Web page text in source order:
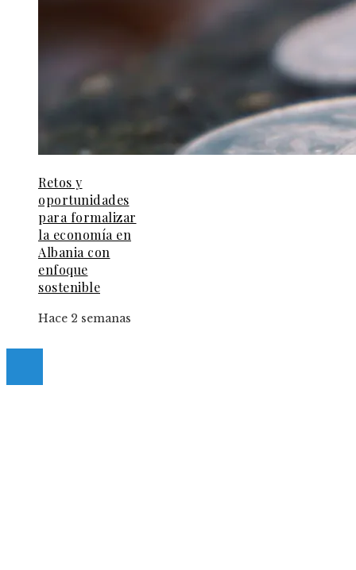
Retos y
oportunidades
para formalizar
la economía en
Albania con
enfoque
sostenible
Hace 2 semanas